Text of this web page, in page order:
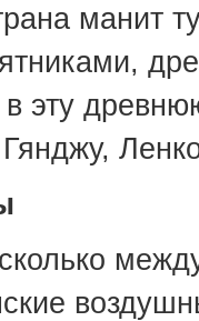
манит
эту